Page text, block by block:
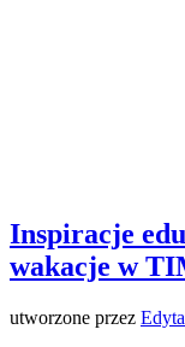
Inspiracje
wakacje w
utworzone przez